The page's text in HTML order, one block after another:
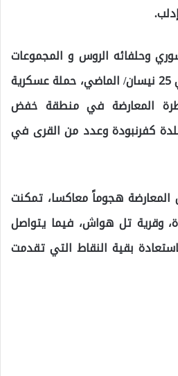
وحلفائه الروس و المجموعات
الإرهابية التابعة لإيران في 25 نيسان/ الماضي، حملة عسكرية
المعارضة في منطقة خفض
كفرنبودة وعدد من القرى في
هجوماً معاكسا، تمكنت
وقرية تل هواش، فيما يتواصل
بقية النقاط التي تقدمت